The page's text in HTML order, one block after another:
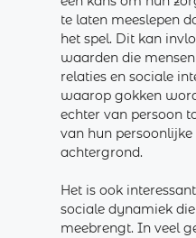
te laten meeslepen
het spel. Dit kan
waarden die
relaties en sociale
waarop gokken
echter van persoon
van hun
achtergrond.
Het is ook
sociale dynamiek
meebrengt. In veel